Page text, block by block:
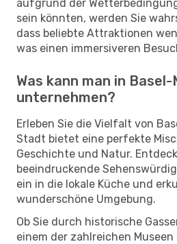
aufgrund der
sein könnten, werden Sie
dass beliebte Attraktionen
was einen immersiveren
Was kann man in
unternehmen?
Erleben Sie die Vielfalt von
Stadt bietet eine perfekte
Geschichte und Natur.
beeindruckende
ein in die lokale Küche und
wunderschöne Umgebung.
Ob Sie durch historische
einem der zahlreichen